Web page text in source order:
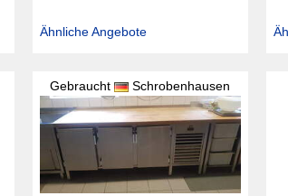
Ähnliche Angebote
Gebraucht Schrobenhausen